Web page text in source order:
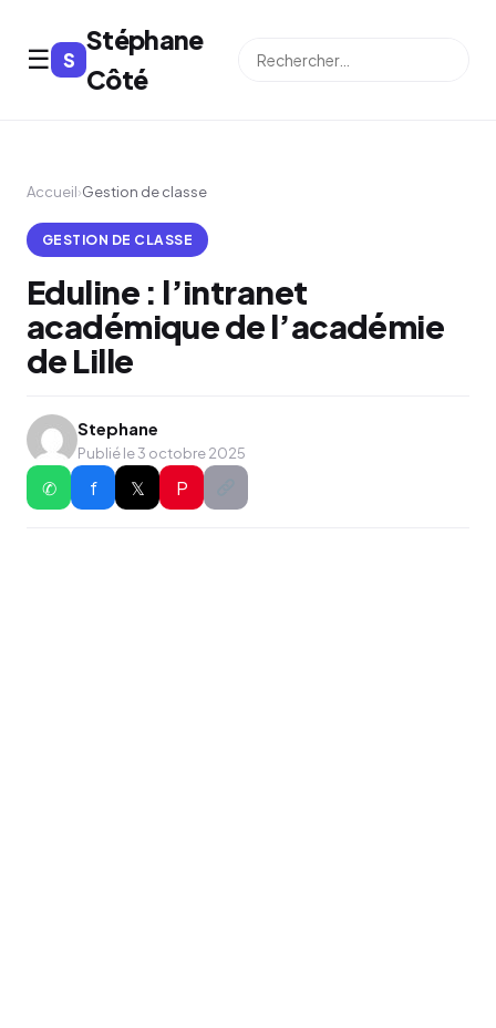
☰ S
Stéphane
Côté
Accueil›Gestion de classe
GESTION DE CLASSE
Eduline : l’intranet
académique de l’académie
de Lille
Stephane
Publié le 3 octobre 2025
✆ f 𝕏 P